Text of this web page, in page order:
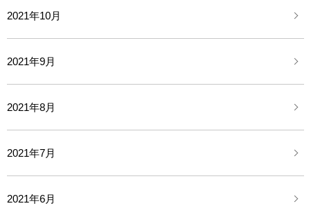
2021年10月
2021年9月
2021年8月
2021年7月
2021年6月